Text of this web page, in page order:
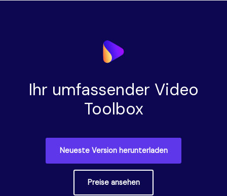
Ihr umfassender Video
Toolbox
Neueste Version herunterladen
Preise ansehen